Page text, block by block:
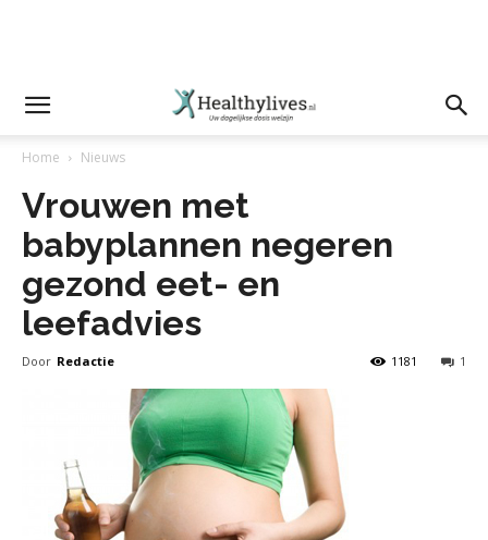
Home Nieuws
Vrouwen met
babyplannen negeren
gezond eet- en
leefadvies
Door Redactie 1
1181